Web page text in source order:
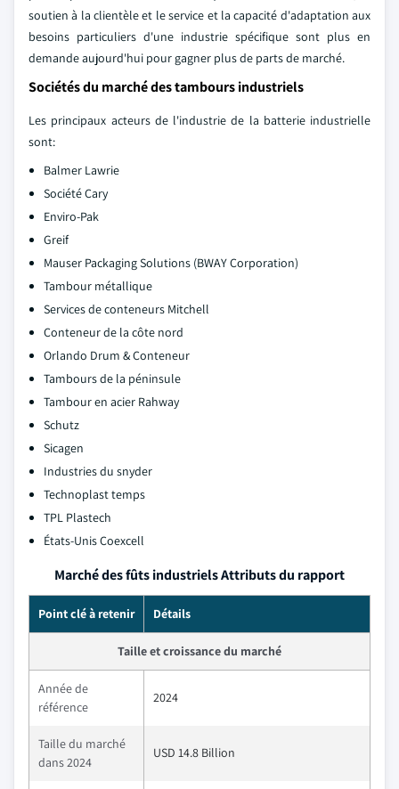
soutien à la clientèle et le service et la capacité d'adaptation aux
besoins particuliers d'une industrie spécifique sont plus en
demande aujourd'hui pour gagner plus de parts de marché.
Sociétés du marché des tambours industriels
Les principaux acteurs de l'industrie de la batterie industrielle
sont:
Balmer Lawrie
Société Cary
Enviro-Pak
Greif
Mauser Packaging Solutions (BWAY Corporation)
Tambour métallique
Services de conteneurs Mitchell
Conteneur de la côte nord
Orlando Drum & Conteneur
Tambours de la péninsule
Tambour en acier Rahway
Schutz
Sicagen
Industries du snyder
Technoplast temps
TPL Plastech
États-Unis Coexcell
Marché des fûts industriels Attributs du rapport
Point clé à retenir Détails
Taille et croissance du marché
Année de
référence
2024
Taille du marché
dans 2024
USD 14.8 Billion